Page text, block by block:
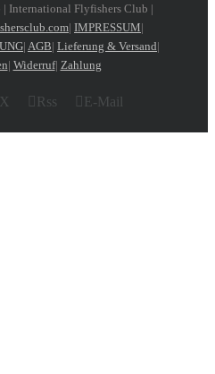
| International Flyfishers Club |
| IMPRESSUM|
| AGB| Lieferung & Versand|
| Widerruf| Zahlung
X Rss E-Mail